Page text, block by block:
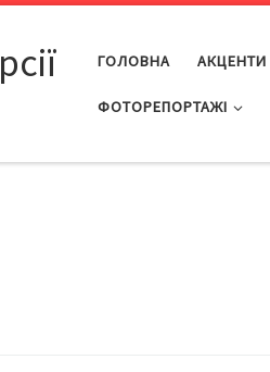
ГОЛОВНА АКЦЕНТИ
ФОТОРЕПОРТАЖІ